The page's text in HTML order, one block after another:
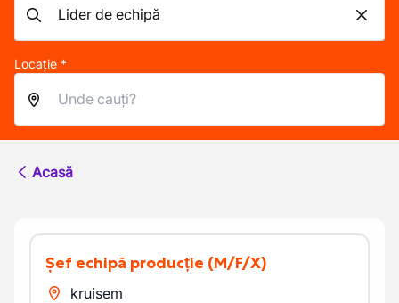
Locație *
Acasă
Șef echipă producție (M/F/X)
kruisem